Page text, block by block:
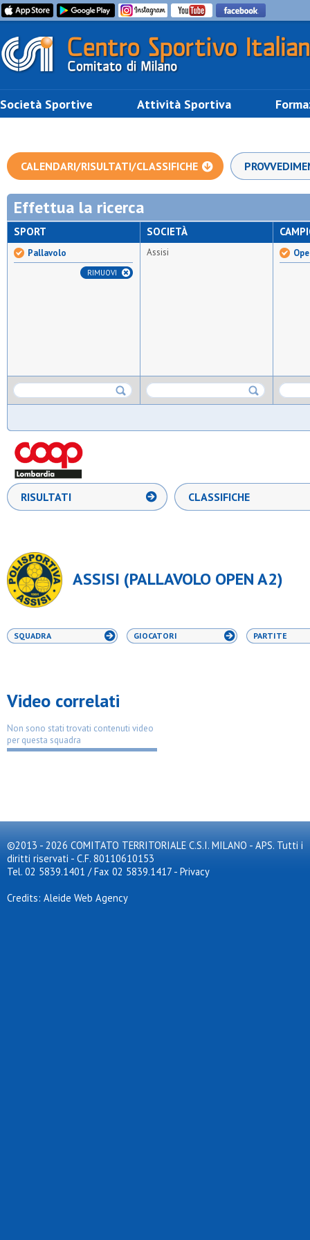
Società Sportive Attività Sportiva
CALENDARI/RISULTATI/CLASSIFICHE
Effettua la ricerca
SPORT
Pallavolo
RIMUOVI
SOCIETÀ
Assisi
RISULTATI CLASSIFICHE
ASSISI (PALLAVOLO OPEN A2)
SQUADRA GIOCATORI PARTITE
Video correlati
Non sono stati trovati contenuti video
per questa squadra
©2013 - 2026 COMITATO TERRITORIALE C.S.I. MILANO - APS. Tutti i
diritti riservati - C.F. 80110610153
Tel. 02 5839.1401 / Fax 02 5839.1417 - Privacy
Credits: Aleide Web Agency